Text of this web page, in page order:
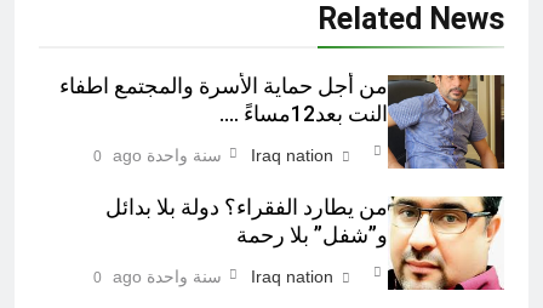
Related News
من أجل حماية الأسرة والمجتمع اطفاء
النت بعد12مساءً ….
Iraq nation سنة واحدة ago 0
من يطارد الفقراء؟ دولة بلا بدائل
و”شفل” بلا رحمة
Iraq nation سنة واحدة ago 0